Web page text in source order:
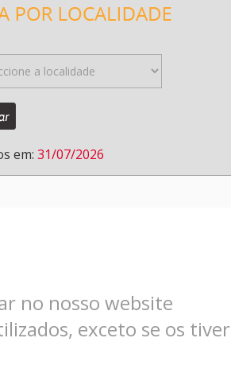
em: 31/07/2026
no nosso website
exceto se os tiver